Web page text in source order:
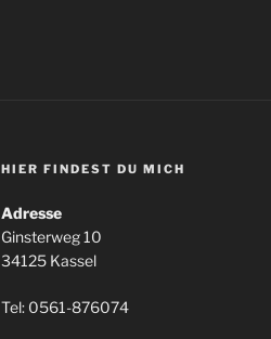
HIER FINDEST DU MICH
Adresse
Ginsterweg 10
34125 Kassel
Tel: 0561-876074